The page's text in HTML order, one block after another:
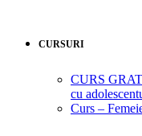
CURSURI
CURS
cu
Curs –